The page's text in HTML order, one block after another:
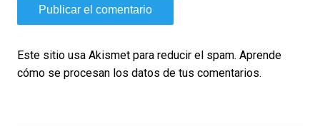
Este sitio usa Akismet para reducir el spam. Aprende
cómo se procesan los datos de tus comentarios.